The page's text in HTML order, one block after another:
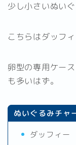
少し小さいぬいぐ
こちらはダッフ
卵型の専用ケー
も多いはず。
ぬいぐるみチャ
ダッフィー